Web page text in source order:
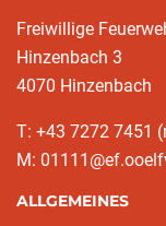
Freiwillige
Hinzenbach 3
4070 Hinzenbach
T: +43 7272 7451
M:
ALLGEMEINES